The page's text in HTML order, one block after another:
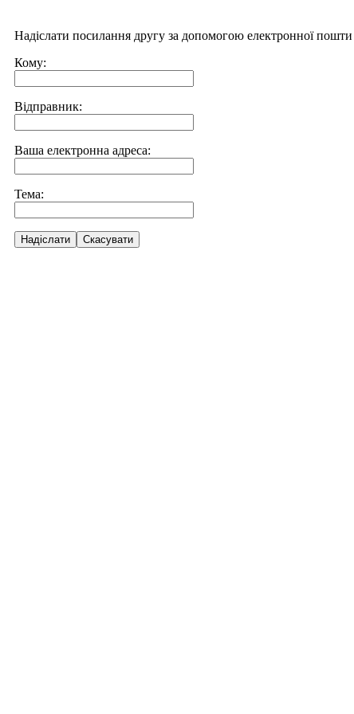
Надіслати посилання другу за допомогою електронної пошти
Кому:
Відправник:
Ваша електронна адреса:
Тема:
Надіслати Скасувати